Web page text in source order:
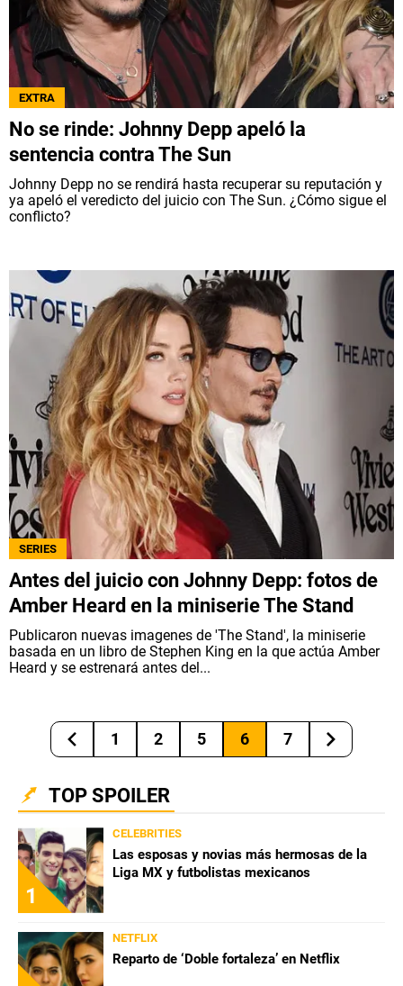
EXTRA
No se rinde: Johnny Depp apeló la
sentencia contra The Sun
Johnny Depp no se rendirá hasta recuperar su reputación y
ya apeló el veredicto del juicio con The Sun. ¿Cómo sigue el
conflicto?
SERIES
Antes del juicio con Johnny Depp: fotos de
Amber Heard en la miniserie The Stand
Publicaron nuevas imagenes de 'The Stand', la miniserie
basada en un libro de Stephen King en la que actúa Amber
Heard y se estrenará antes del...
1 2 5 6 7
TOP SPOILER
1
CELEBRITIES
Las esposas y novias más hermosas de la
Liga MX y futbolistas mexicanos
NETFLIX
Reparto de ‘Doble fortaleza’ en Netflix